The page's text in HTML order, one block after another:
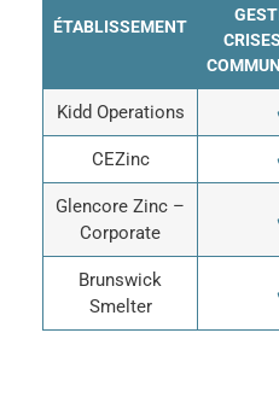
ÉTABLISSEMENT
Kidd Operations
CEZinc
Glencore Zinc –
Corporate
Brunswick
Smelter